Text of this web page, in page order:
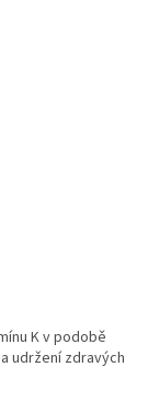
K v podobě
udržení zdravých